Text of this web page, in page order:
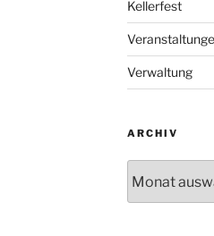
Kellerfest
Verwaltung
ARCHIV